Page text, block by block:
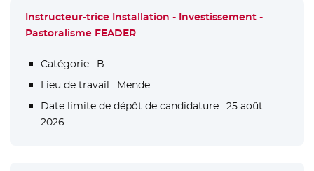
Instructeur-trice Installation - Investissement -
Pastoralisme FEADER
Catégorie : B
Lieu de travail : Mende
Date limite de dépôt de candidature : 25 août
2026